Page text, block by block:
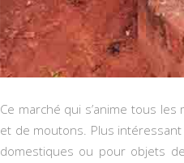
Ce marché qui s’anime tous
et de moutons. Plus
domestiques ou pour objets